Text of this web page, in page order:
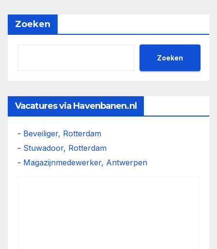
Zoeken
Zoeken
Vacatures via Havenbanen.nl
- Beveiliger, Rotterdam
- Stuwadoor, Rotterdam
- Magazijnmedewerker, Antwerpen